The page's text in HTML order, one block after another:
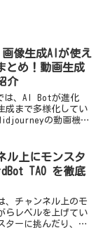
画像生成AIが使え
とめ！動画生成
介
は、AI Botが進化
成まで多様化してい
の動画機能
ュニケーションを促
ル上にモンスタ
TAO を徹底
、チャンネル上のモ
らレベルを上げてい
ターに挑んだり、武